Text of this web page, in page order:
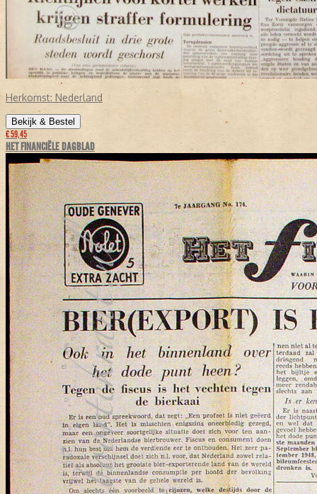
Herkomst: Nederland
Bekijk & Bestel
€ 59,45
HET FINANCIËLE DAGBLAD